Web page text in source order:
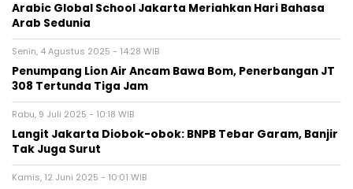
Arabic Global School Jakarta Meriahkan Hari Bahasa
Arab Sedunia
Senin, 4 Agustus 2025 - 14:28 WIB
Penumpang Lion Air Ancam Bawa Bom, Penerbangan JT
308 Tertunda Tiga Jam
Rabu, 9 Juli 2025 - 10:18 WIB
Langit Jakarta Diobok-obok: BNPB Tebar Garam, Banjir
Tak Juga Surut
Kamis, 12 Juni 2025 - 10:01 WIB